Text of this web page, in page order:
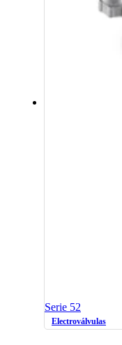
Serie 52
Electroválvulas